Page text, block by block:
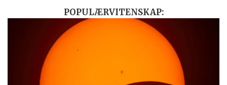
POPULÆRVITENSKAP: